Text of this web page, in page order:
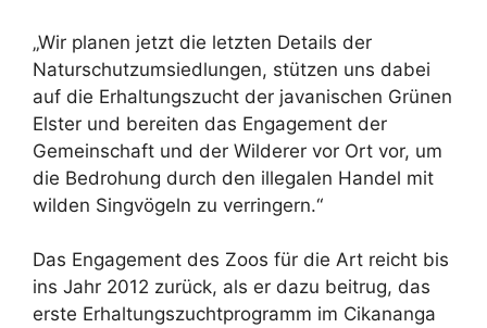
„Wir planen jetzt die letzten Details der
Naturschutzumsiedlungen, stützen uns dabei
auf die Erhaltungszucht der javanischen Grünen
Elster und bereiten das Engagement der
Gemeinschaft und der Wilderer vor Ort vor, um
die Bedrohung durch den illegalen Handel mit
wilden Singvögeln zu verringern.“
Das Engagement des Zoos für die Art reicht bis
ins Jahr 2012 zurück, als er dazu beitrug, das
erste Erhaltungszuchtprogramm im Cikananga